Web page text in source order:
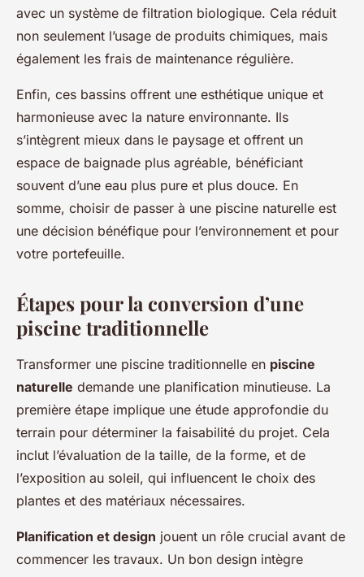
avec un système de filtration biologique. Cela réduit
non seulement l’usage de produits chimiques, mais
également les frais de maintenance régulière.
Enfin, ces bassins offrent une esthétique unique et
harmonieuse avec la nature environnante. Ils
s’intègrent mieux dans le paysage et offrent un
espace de baignade plus agréable, bénéficiant
souvent d’une eau plus pure et plus douce. En
somme, choisir de passer à une piscine naturelle est
une décision bénéfique pour l’environnement et pour
votre portefeuille.
Étapes pour la conversion d’une
piscine traditionnelle
Transformer une piscine traditionnelle en piscine
naturelle demande une planification minutieuse. La
première étape implique une étude approfondie du
terrain pour déterminer la faisabilité du projet. Cela
inclut l’évaluation de la taille, de la forme, et de
l’exposition au soleil, qui influencent le choix des
plantes et des matériaux nécessaires.
Planification et design jouent un rôle crucial avant de
commencer les travaux. Un bon design intègre